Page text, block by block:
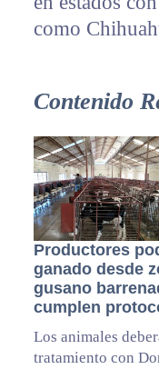
como
Contenido
Productores
ganado desde
gusano
cumplen
Los animales
tratamiento con